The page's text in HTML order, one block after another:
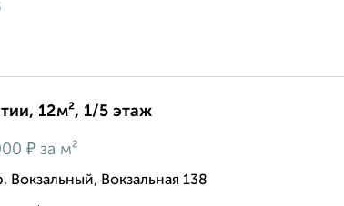
12м², 1/5 этаж
₽ за м²
Вокзальная 138